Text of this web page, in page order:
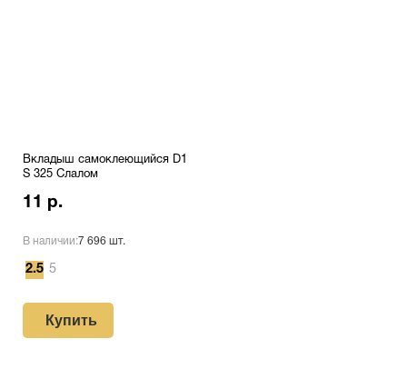
Вкладыш самоклеющийся D1
S 325 Слалом
11 р.
В наличии:7 696 шт.
2.5 5
Купить